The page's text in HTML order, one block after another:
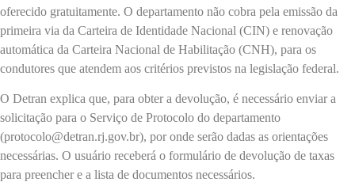
oferecido gratuitamente. O departamento não cobra pela emissão da
primeira via da Carteira de Identidade Nacional (CIN) e renovação
automática da Carteira Nacional de Habilitação (CNH), para os
condutores que atendem aos critérios previstos na legislação federal.
O Detran explica que, para obter a devolução, é necessário enviar a
solicitação para o Serviço de Protocolo do departamento
(protocolo@detran.rj.gov.br), por onde serão dadas as orientações
necessárias. O usuário receberá o formulário de devolução de taxas
para preencher e a lista de documentos necessários.